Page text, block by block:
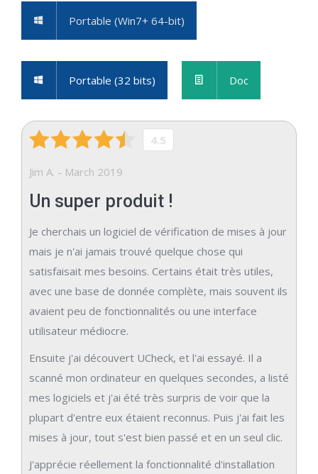
Portable (Win7+ 64-bit)
Portable (32 bits) Doc
4.5
Jim A. - March 2019
Un super produit !
Je cherchais un logiciel de vérification de mises à jour
mais je n'ai jamais trouvé quelque chose qui
satisfaisait mes besoins. Certains était très utiles,
avec une base de donnée complète, mais souvent ils
avaient peu de fonctionnalités ou une interface
utilisateur médiocre.
Ensuite j'ai découvert UCheck, et l'ai essayé. Il a
scanné mon ordinateur en quelques secondes, a listé
mes logiciels et j'ai été très surpris de voir que la
plupart d'entre eux étaient reconnus. Puis j'ai fait les
mises à jour, tout s'est bien passé et en un seul clic.
J'apprécie réellement la fonctionnalité d'installation